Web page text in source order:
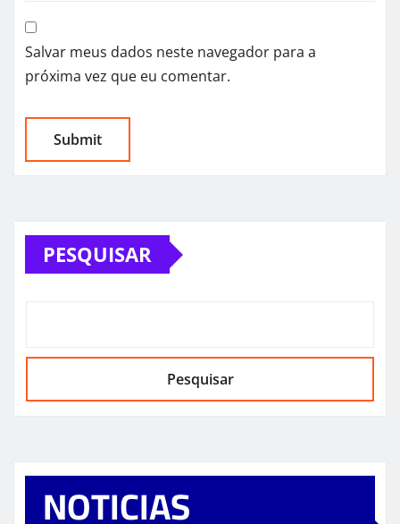
Salvar meus dados neste navegador para a
próxima vez que eu comentar.
PESQUISAR
Pesquisar
NOTICIAS